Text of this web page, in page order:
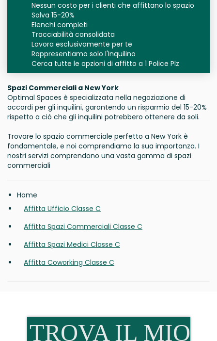
Nessun costo per i clienti che affittano lo spazio
Salva 15-20%
Elenchi completi
Tracciabilità consolidata
Lavora esclusivamente per te
Rappresentiamo solo l'Inquilino
Cerca tutte le opzioni di affitto a 1 Police Plz
Spazi Commerciali a New York
Optimal Spaces è specializzata nella negoziazione di
accordi per gli inquilini, garantendo un risparmio del 15-20%
rispetto a ciò che gli inquilini potrebbero ottenere da soli.
Trovare lo spazio commerciale perfetto a New York è
fondamentale, e noi comprendiamo la sua importanza. I
nostri servizi comprendono una vasta gamma di spazi
commerciali
Home
Affitta Ufficio Classe C
Affitta Spazi Commerciali Classe C
Affitta Spazi Medici Classe C
Affitta Coworking Classe C
TROVA IL MIO